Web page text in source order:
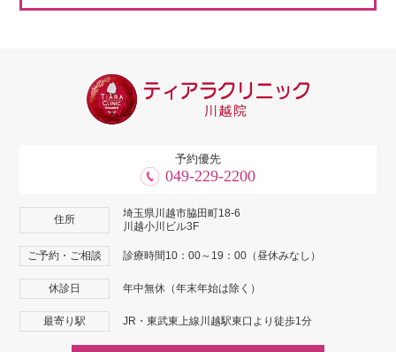
予約優先
049-229-2200
住所
埼玉県川越市脇田町18-6
川越小川ビル3F
ご予約・ご相談 診療時間10：00～19：00（昼休みなし）
休診日 年中無休（年末年始は除く）
最寄り駅 JR・東武東上線川越駅東口より徒歩1分